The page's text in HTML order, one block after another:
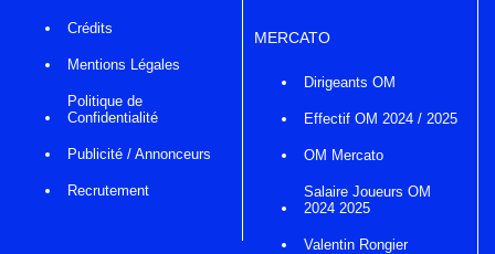
Crédits
Mentions Légales
Politique de
Confidentialité
Publicité / Annonceurs
Recrutement
MERCATO
Dirigeants OM
Effectif OM 2024 / 2025
OM Mercato
Salaire Joueurs OM
2024 2025
Valentin Rongier